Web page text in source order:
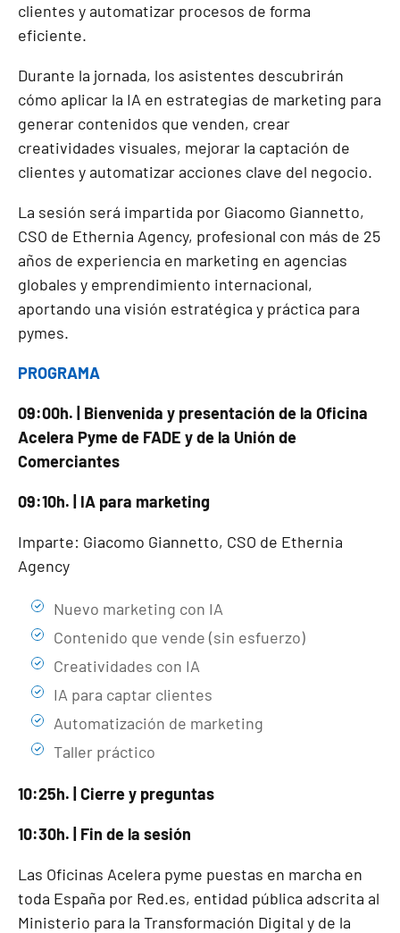
clientes y automatizar procesos de forma
eficiente.
Durante la jornada, los asistentes descubrirán
cómo aplicar la IA en estrategias de marketing para
generar contenidos que venden, crear
creatividades visuales, mejorar la captación de
clientes y automatizar acciones clave del negocio.
La sesión será impartida por Giacomo Giannetto,
CSO de Ethernia Agency, profesional con más de 25
años de experiencia en marketing en agencias
globales y emprendimiento internacional,
aportando una visión estratégica y práctica para
pymes.
PROGRAMA
09:00h. | Bienvenida y presentación de la Oficina
Acelera Pyme de FADE y de la Unión de
Comerciantes
09:10h. | IA para marketing
Imparte: Giacomo Giannetto, CSO de Ethernia
Agency
Nuevo marketing con IA
Contenido que vende (sin esfuerzo)
Creatividades con IA
IA para captar clientes
Automatización de marketing
Taller práctico
10:25h. | Cierre y preguntas
10:30h. | Fin de la sesión
Las Oficinas Acelera pyme puestas en marcha en
toda España por Red.es, entidad pública adscrita al
Ministerio para la Transformación Digital y de la